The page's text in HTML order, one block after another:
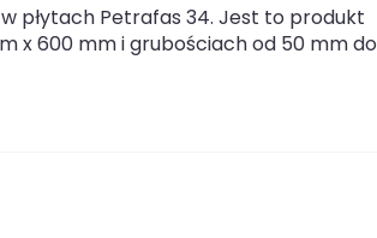
płytach Petrafas 34. Jest to produkt
x 600 mm i grubościach od 50 mm do